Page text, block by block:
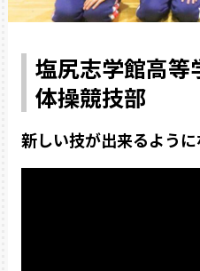
塩尻志学館高等
体操競技部
新しい技が出来るように